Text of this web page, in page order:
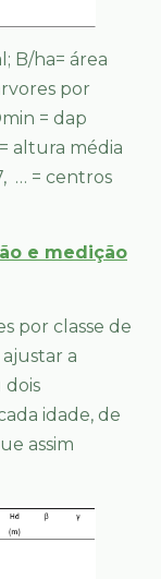
B/ha= área
por
= dap
altura média
… = centros
e medição
por classe de
a
idade, de
assim